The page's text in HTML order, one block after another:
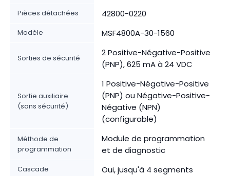
Pièces détachées 42800-0220
Modèle MSF4800A-30-1560
Sorties de sécurité
2 Positive-Négative-Positive
(PNP), 625 mA à 24 VDC
Sortie auxiliaire
(sans sécurité)
1 Positive-Négative-Positive
(PNP) ou Négative-Positive-
Négative (NPN)
(configurable)
Méthode de
programmation
Module de programmation
et de diagnostic
Cascade Oui, jusqu'à 4 segments